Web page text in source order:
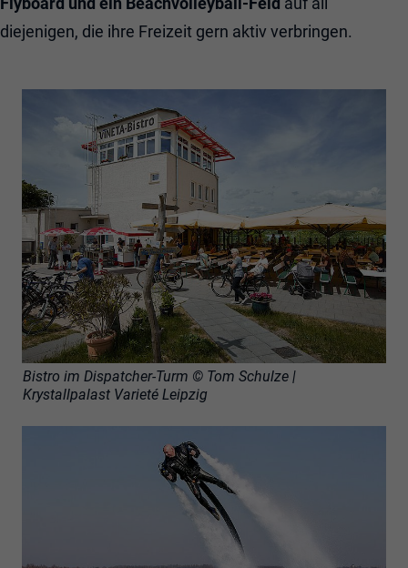
diejenigen, die ihre Freizeit gern aktiv verbringen.
Bistro im Dispatcher-Turm © Tom Schulze |
Krystallpalast Varieté Leipzig